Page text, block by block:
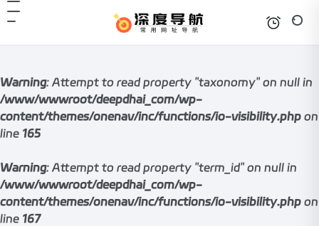
Warning: Attempt to read property "taxonomy" on null in
/www/wwwroot/deepdhai_com/wp-
content/themes/onenav/inc/functions/io-visibility.php on
line 165
Warning: Attempt to read property "term_id" on null in
/www/wwwroot/deepdhai_com/wp-
content/themes/onenav/inc/functions/io-visibility.php on
line 167